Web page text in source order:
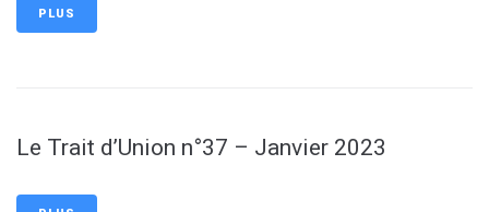
PLUS
Le Trait d’Union n°37 – Janvier 2023